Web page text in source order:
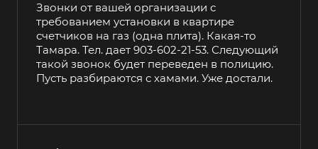
Звонки от вашей организации с
требованием установки в квартире
счетчиков на газ (одна плита). Какая-то
Тамара. Тел. дает 903-602-21-53. Следующий
такой звонок будет переведен в полицию.
Пусть разбираются с хамами. Уже достали.